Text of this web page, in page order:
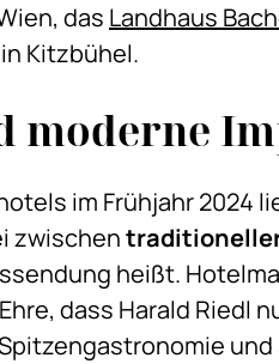
das Landhaus
Kitzbühel.
moderne
im Frühjahr 2024
zwischent
heißt.
dass Harald Riedl